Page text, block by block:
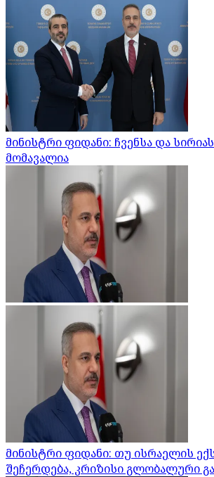
მინისტრი ფიდანი: ჩვენსა და
მომავალია
მინისტრი ფიდანი: თუ ისრაელის
შეჩერდება, კრიზისი გლობალური